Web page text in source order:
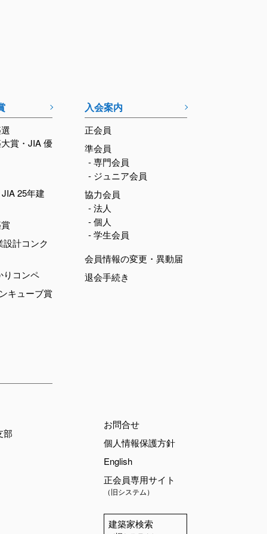
賞・JIA 優
25年建
計コンク
りコンペ
キューブ賞
入会案内
正会員
準会員
- 専門会員
- ジュニア会員
協力会員
- 法人
- 個人
- 学生会員
会員情報の変更・異動届
退会手続き
部
お問合せ
個人情報保護方針
English
正会員専用サイト
（旧システム）
建築家検索